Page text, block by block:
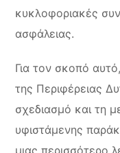
κυκλοφοριακές
ασφάλειας.
Για τον σκοπό
της Περιφέρειας
σχεδιασμό και τη
υφιστάμενης
μιας περισσότερο